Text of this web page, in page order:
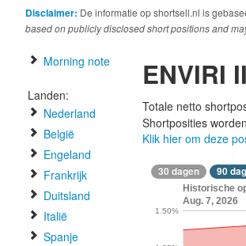
Disclaimer: De informatie op shortsell.nl is
based on publicly disclosed short positions and
Morning note
Landen:
Nederland
België
Engeland
Frankrijk
Duitsland
Italië
Spanje
ENVIRI
Totale netto
Shortposities
Klik hier om deze
30 dagen 90
Historische
Aug. 7, 2026
1.50%